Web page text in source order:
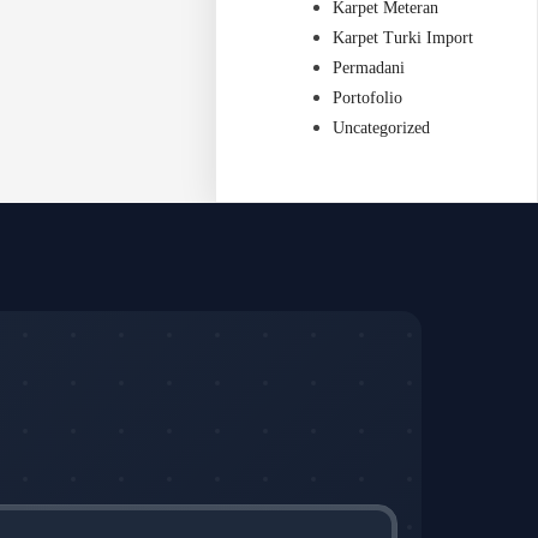
Karpet Meteran
Karpet Turki Import
Permadani
Portofolio
Uncategorized